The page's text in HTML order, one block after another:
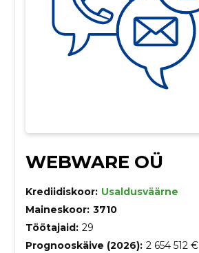
WEBWARE OÜ
Krediidiskoor: Usaldusväärne
Maineskoor: 3710
Töötajaid: 29
Prognooskäive (2026): 2 654 512 €